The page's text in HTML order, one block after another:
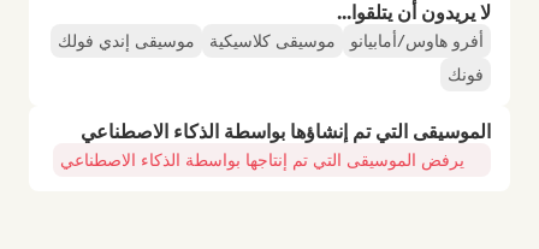
لا يريدون أن يتلقوا...
أفرو هاوس/أمابيانو موسيقى كلاسيكية
موسيقى إندي فولك
فونك
الموسيقى التي تم إنشاؤها بواسطة الذكاء الاصطناعي
يرفض الموسيقى التي تم إنتاجها بواسطة الذكاء الاصطناعي